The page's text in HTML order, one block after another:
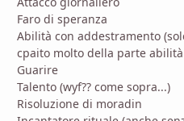
Faro di speranza
Abilità con addestramento
cpaito molto della parte
Guarire
Talento (wyf?? come sopra...)
Risoluzione di moradin